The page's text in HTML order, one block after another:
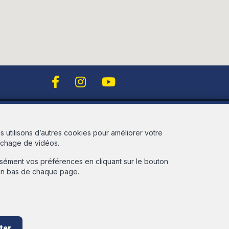
d’autres cookies pour améliorer votre
de vidéos.
vos préférences en cliquant sur le bouton
bas de chaque page.
Free evaluation
Owner login